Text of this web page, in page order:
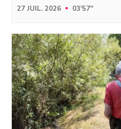
27 JUIL. 2026 03'57''